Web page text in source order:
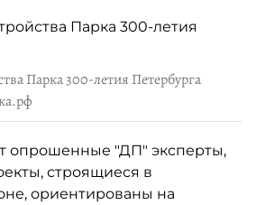
Парка 300-летия Петербурга
опрошенные "ДП" эксперты,
строящиеся в
ориентированы на